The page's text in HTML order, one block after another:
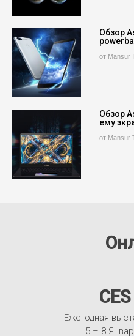
Обзор
от Mansur
Обзор
ему
от Mansur
Ежегодная
5 – 8